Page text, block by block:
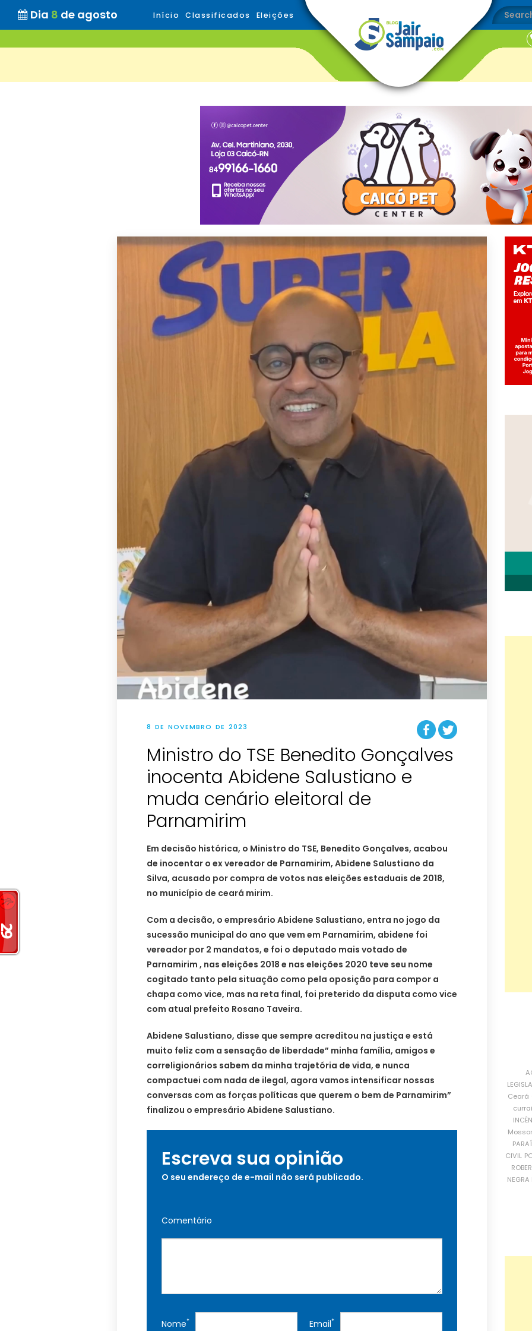
Dia 8 de agosto Início Classificados Eleições
8 DE NOVEMBRO DE 2023
Ministro do TSE Benedito Gonçalves
inocenta Abidene Salustiano e
muda cenário eleitoral de
Parnamirim
Em decisão histórica, o Ministro do TSE, Benedito Gonçalves, acabou
de inocentar o ex vereador de Parnamirim, Abidene Salustiano da
Silva, acusado por compra de votos nas eleições estaduais de 2018,
no município de ceará mirim.
Com a decisão, o empresário Abidene Salustiano, entra no jogo da
sucessão municipal do ano que vem em Parnamirim, abidene foi
vereador por 2 mandatos, e foi o deputado mais votado de
Parnamirim , nas eleições 2018 e nas eleições 2020 teve seu nome
cogitado tanto pela situação como pela oposição para compor a
chapa como vice, mas na reta final, foi preterido da disputa como vice
com atual prefeito Rosano Taveira.
Abidene Salustiano, disse que sempre acreditou na justiça e está
muito feliz com a sensação de liberdade” minha família, amigos e
correligionários sabem da minha trajetória de vida, e nunca
compactuei com nada de ilegal, agora vamos intensificar nossas
conversas com as forças políticas que querem o bem de Parnamirim”
finalizou o empresário Abidene Salustiano.
Escreva sua opinião
O seu endereço de e-mail não será publicado.
Comentário
Nome* Email*
Ceará
CIVIL
NEGRA